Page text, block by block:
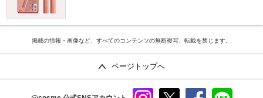
掲載の情報・画像など、すべてのコンテンツの無断複写、転載を禁じます。
ページトップへ